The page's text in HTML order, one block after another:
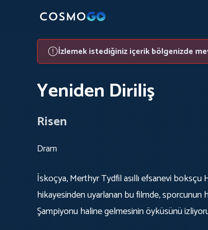
İzlemek istediğiniz içerik bölgenizde
Yeniden Diriliş
Risen
Dram
İskoçya, Merthyr Tydfil asıllı efsanevi
hikayesinden uyarlanan bu filmde, sporcunun
Şampiyonu haline gelmesinin öyküsünü